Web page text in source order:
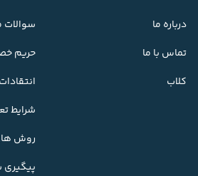
درباره ما
تماس با ما
کلاب
سوالات
حریم
شرایط
روش